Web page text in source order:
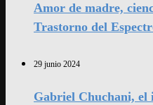
Amor de madre,
Trastorno del
29 junio 2024
Gabriel Chuchani, el